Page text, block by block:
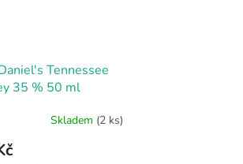
Tennessee
35 % 50 ml
Skladem (2 ks)